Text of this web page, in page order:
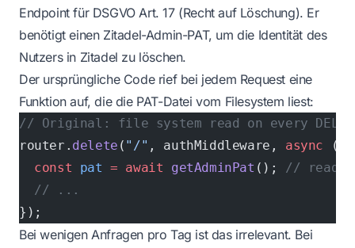
Endpoint für DSGVO Art. 17 (Recht auf Löschung). Er
benötigt einen Zitadel-Admin-PAT, um die Identität des
Nutzers in Zitadel zu löschen.
Der ursprüngliche Code rief bei jedem Request eine
Funktion auf, die die PAT-Datei vom Filesystem liest:
// Original: file system read on every
router. delete ( "/" , authMiddleware, async (
  const
pat = await getAdminPat (); // reads
  // ...
});
Bei wenigen Anfragen pro Tag ist das irrelevant. Bei